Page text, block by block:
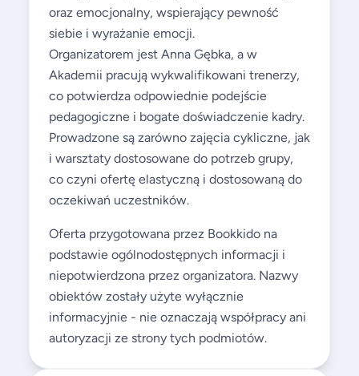
oraz emocjonalny, wspierający pewność
siebie i wyrażanie emocji.
Organizatorem jest Anna Gębka, a w
Akademii pracują wykwalifikowani trenerzy,
co potwierdza odpowiednie podejście
pedagogiczne i bogate doświadczenie kadry.
Prowadzone są zarówno zajęcia cykliczne, jak
i warsztaty dostosowane do potrzeb grupy,
co czyni ofertę elastyczną i dostosowaną do
oczekiwań uczestników.
Oferta przygotowana przez Bookkido na
podstawie ogólnodostępnych informacji i
niepotwierdzona przez organizatora. Nazwy
obiektów zostały użyte wyłącznie
informacyjnie - nie oznaczają współpracy ani
autoryzacji ze strony tych podmiotów.